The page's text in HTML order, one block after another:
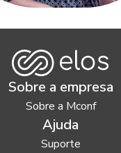
Sobre a empresa
Sobre a Mconf
Ajuda
Suporte